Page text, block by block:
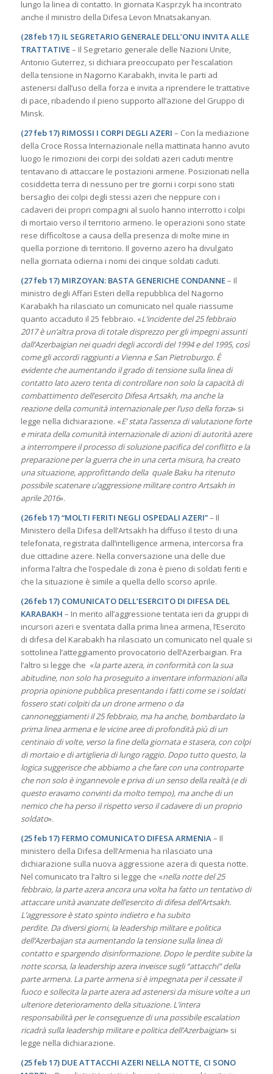
lungo la linea di contatto. In giornata Kasprzyk ha incontrato
anche il ministro della Difesa Levon Mnatsakanyan.
(28 feb 17) IL SEGRETARIO GENERALE DELL’ONU INVITA ALLE
TRATTATIVE– Il Segretario generale delle Nazioni Unite,
Antonio Guterrez, si dichiara preoccupato per l’escalation
della tensione in Nagorno Karabakh, invita le parti ad
astenersi dall’uso della forza e invita a riprendere le trattative
di pace, ribadendo il pieno supporto all’azione del Gruppo di
Minsk.
(27 feb 17) RIMOSSI I CORPI DEGLI AZERI – Con la mediazione
della Croce Rossa Internazionale nella mattinata hanno avuto
luogo le rimozioni dei corpi dei soldati azeri caduti mentre
tentavano di attaccare le postazioni armene. Posizionati nella
cosiddetta terra di nessuno per tre giorni i corpi sono stati
bersaglio dei colpi degli stessi azeri che neppure con i
cadaveri dei propri compagni al suolo hanno interrotto i colpi
di mortaio verso il territorio armeno. le operazioni sono state
rese difficoltose a causa della presenza di molte mine in
quella porzione di territorio. Il governo azero ha divulgato
nella giornata odierna i nomi dei cinque soldati caduti.
(27 feb 17) MIRZOYAN: BASTA GENERICHE CONDANNE– Il
ministro degli Affari Esteri della repubblica del Nagorno
Karabakh ha rilasciato un comunicato nel quale riassume
quanto accaduto il 25 febbraio. «L’incidente del 25 febbraio
2017 è un’altra prova di totale disprezzo per gli impegni assunti
dall’Azerbaigian nei quadri degli accordi del 1994 e del 1995, così
come gli accordi raggiunti a Vienna e San Pietroburgo. È
evidente che aumentando il grado di tensione sulla linea di
contatto lato azero tenta di controllare non solo la capacità di
combattimento dell’esercito Difesa Artsakh, ma anche la
reazione della comunità internazionale per l’uso della forza» si
legge nella dichiarazione. «E’ stata l’assenza di valutazione forte
e mirata della comunità internazionale di azioni di autorità azere
a interrompere il processo di soluzione pacifica del conflitto e la
preparazione per la guerra che in una certa misura, ha creato
una situazione, approfittando della quale Baku ha ritenuto
possibile scatenare u’aggressione militare contro Artsakh in
aprile 2016».
(26 feb 17) “MOLTI FERITI NEGLI OSPEDALI AZERI”– Il
Ministero della Difesa dell’Artsakh ha diffuso il testo di una
telefonata, registrata dall’intelligence armena, intercorsa fra
due cittadine azere. Nella conversazione una delle due
informa l’altra che l’ospedale di zona è pieno di soldati feriti e
che la situazione è simile a quella dello scorso aprile.
(26 feb 17) COMUNICATO DELL’ESERCITO DI DIFESA DEL
KARABAKH – In merito all’aggressione tentata ieri da gruppi di
incursori azeri e sventata dalla prima linea armena, l’Esercito
di difesa del Karabakh ha rilasciato un comunicato nel quale si
sottolinea l’atteggiamento provocatorio dell’Azerbaigian. Fra
l’altro si legge che «la parte azera, in conformità con la sua
abitudine, non solo ha proseguito a inventare informazioni alla
propria opinione pubblica presentando i fatti come se i soldati
fossero stati colpiti da un drone armeno o da
cannoneggiamenti il 25 febbraio, ma ha anche, bombardato la
prima linea armena e le vicine aree di profondità più di un
centinaio di volte, verso la fine della giornata e stasera, con colpi
di mortaio e di artiglieria di lungo raggio. Dopo tutto questo, la
logica suggerisce che abbiamo a che fare con una controparte
che non solo è ingannevole e priva di un senso della realtà (e di
questo eravamo convinti da molto tempo), ma anche di un
nemico che ha perso il rispetto verso il cadavere di un proprio
soldato».
(25 feb 17) FERMO COMUNICATO DIFESA ARMENIA– Il
ministero della Difesa dell’Armenia ha rilasciato una
dichiarazione sulla nuova aggressione azera di questa notte.
Nel comunicato tra l’altro si legge che «nella notte del 25
febbraio, la parte azera ancora una volta ha fatto un tentativo di
attaccare unità avanzate dell’esercito di difesa dell’Artsakh.
L’aggressore è stato spinto indietro e ha subito
perdite. Da diversi giorni, la leadership militare e politica
dell’Azerbaijan sta aumentando la tensione sulla linea di
contatto e spargendo disinformazione. Dopo le perdite subite la
notte scorsa, la leadership azera inveisce sugli “attacchi” della
parte armena. La parte armena si è impegnata per il cessate il
fuoco e sollecita la parte azera ad astenersi da misure volte a un
ulteriore deterioramento della situazione. L’intera
responsabilità per le conseguenze di una possibile escalation
ricadrà sulla leadership militare e politica dell’Azerbaigian» si
legge nella dichiarazione.
(25 feb 17) DUE ATTACCHI AZERI NELLA NOTTE, CI SONO